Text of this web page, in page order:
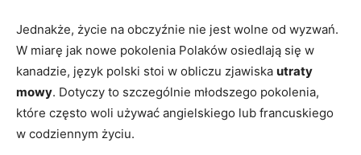
Jednakże, życie na obczyźnie nie jest wolne od wyzwań.
W miarę jak nowe pokolenia Polaków osiedlają się w
kanadzie, język polski stoi w obliczu zjawiska utraty
mowy. Dotyczy to szczególnie młodszego pokolenia,
które często woli używać angielskiego lub francuskiego
w codziennym życiu.